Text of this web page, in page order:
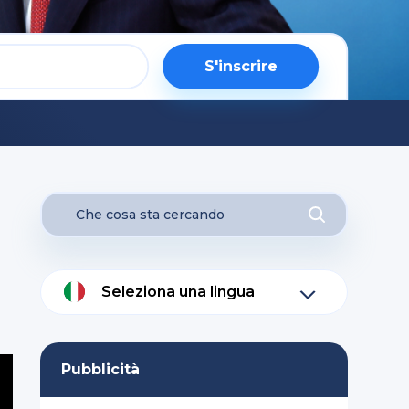
S'inscrire
Seleziona una lingua
Pubblicità